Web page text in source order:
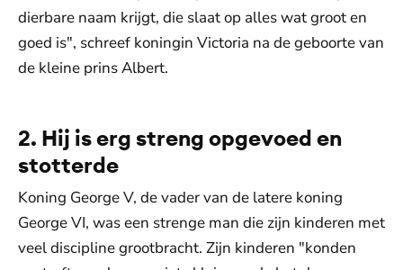
dierbare naam krijgt, die slaat op alles wat groot en
goed is", schreef koningin Victoria na de geboorte van
de kleine prins Albert.
2. Hij is erg streng opgevoed en
stotterde
Koning George V, de vader van de latere koning
George VI, was een strenge man die zijn kinderen met
veel discipline grootbracht. Zijn kinderen "konden